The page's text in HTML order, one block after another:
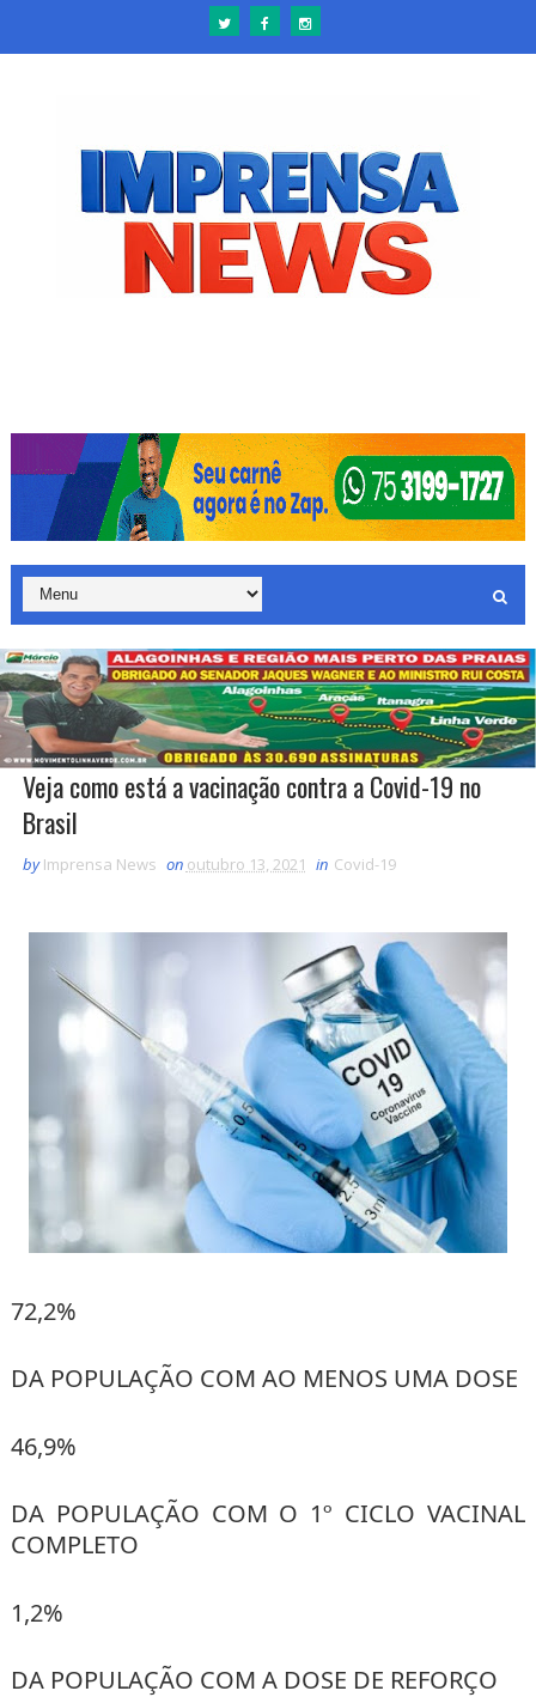
Veja como está a vacinação contra a Covid-19 no
Brasil
by Imprensa News on outubro 13, 2021 in Covid-19
72,2%
DA POPULAÇÃO COM AO MENOS UMA DOSE
46,9%
DA POPULAÇÃO COM O 1º CICLO VACINAL
COMPLETO
1,2%
DA POPULAÇÃO COM A DOSE DE REFORÇO